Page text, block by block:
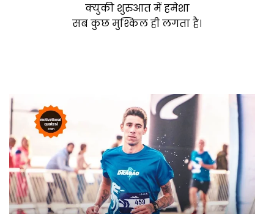
क्युकी शुरुआत में हमेशा
सब कुछ मुश्किल ही लगता है।